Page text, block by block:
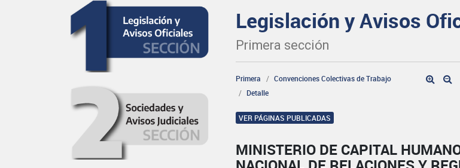
Legislación y Avisos
Primera sección
Primera
Convenciones Colectivas de Trabajo
Detalle
VER PÁGINAS PUBLICADAS
MINISTERIO DE CAPITAL